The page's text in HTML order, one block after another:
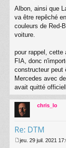
e
s
s
a
g
Albon, ainsi que
va être repêché
couleurs de Red-
voiture.
pour rappel, cette
FIA, donc
constructeur peut
Mercedes avec
avait quitté
chris_lo
Re: DTM
jeu. 29 juil. 2021